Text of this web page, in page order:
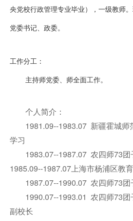
央党校行政管理专业毕业），一级教师
党委书记、政委。
工作分工：
主持师党委、师全面工作。
个人简介：
1981.09--1983.07 新疆霍城师
学习
1983.07--1987.07 农四师73
1985.09--1987.07上海市杨浦区教
1987.07--1990.07 农四师73
1990.07--1993.01 农四师73团
副校长